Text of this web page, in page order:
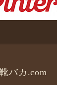
靴バカ.com